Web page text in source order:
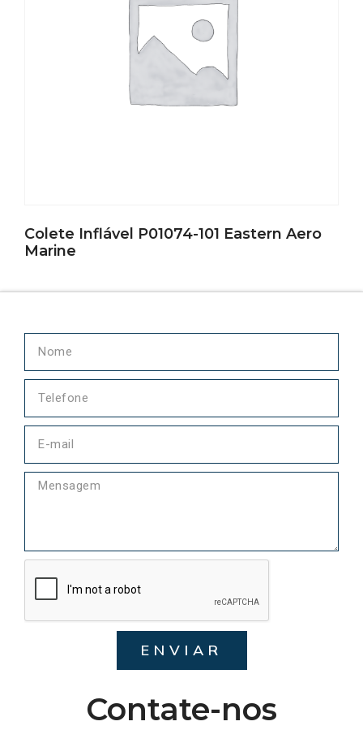
Colete Inflável P01074-101 Eastern Aero
Marine
Contate-nos
ENVIAR